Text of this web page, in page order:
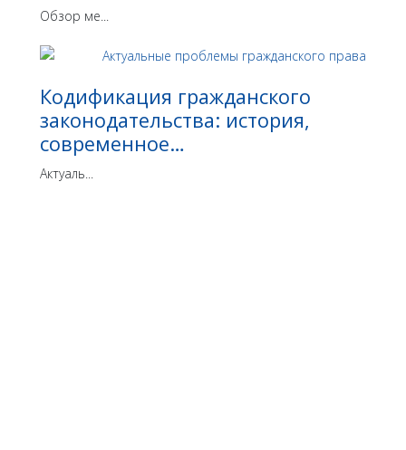
Обзор ме...
Кодификация гражданского
законодательства: история,
современное…
Актуаль...